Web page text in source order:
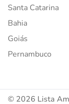
Santa Catarina
Bahia
Goiás
Pernambuco
© 2026 Lista